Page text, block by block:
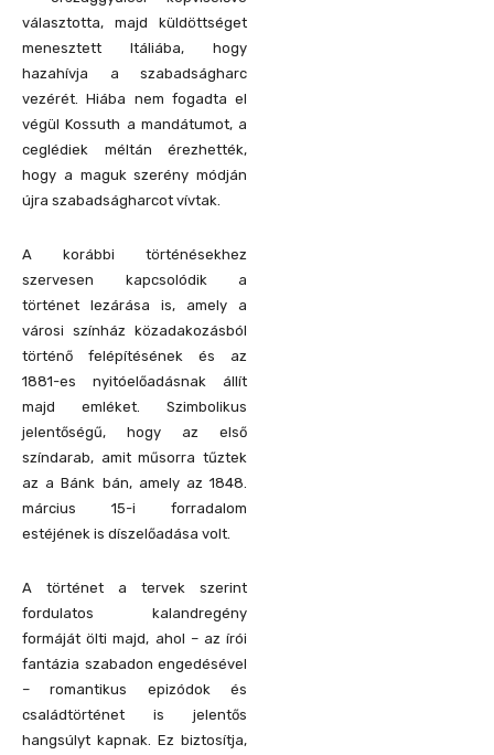
választotta, majd küldöttséget
menesztett Itáliába, hogy
hazahívja a szabadságharc
vezérét. Hiába nem fogadta el
végül Kossuth a mandátumot, a
ceglédiek méltán érezhették,
hogy a maguk szerény módján
újra szabadságharcot vívtak.
A korábbi történésekhez
szervesen kapcsolódik a
történet lezárása is, amely a
városi színház közadakozásból
történő felépítésének és az
1881-es nyitóelőadásnak állít
majd emléket. Szimbolikus
jelentőségű, hogy az első
színdarab, amit műsorra tűztek
az a Bánk bán, amely az 1848.
március 15-i forradalom
estéjének is díszelőadása volt.
A történet a tervek szerint
fordulatos kalandregény
formáját ölti majd, ahol – az írói
fantázia szabadon engedésével
– romantikus epizódok és
családtörténet is jelentős
hangsúlyt kapnak. Ez biztosítja,